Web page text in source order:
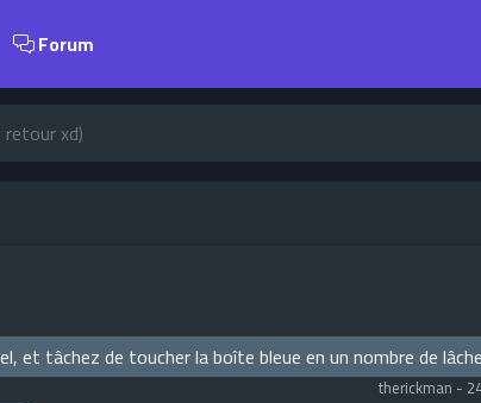
Forum
retour xd)
et tâchez de toucher la boîte bleue en un nombre de
therickman -